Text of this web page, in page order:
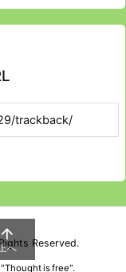
Reserved.
Thought is free".

へ